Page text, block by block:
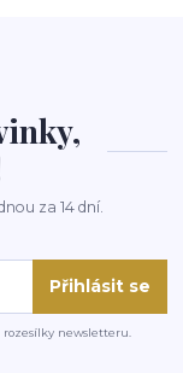
za 14 dní.
Přihlásit se
newsletteru.